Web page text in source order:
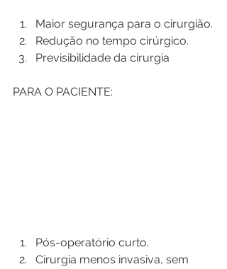
Maior segurança para o cirurgião.
Redução no tempo cirúrgico.
Previsibilidade da cirurgia
PARA O PACIENTE:
Pós-operatório curto.
Cirurgia menos invasiva, sem